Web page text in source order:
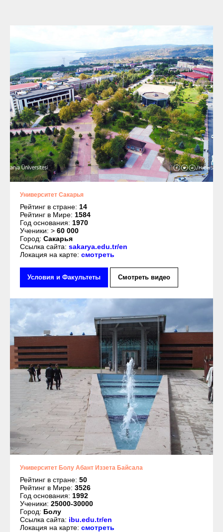
Университет Сакарья
Рейтинг в стране: 14
Рейтинг в Мире: 1584
Год основания: 1970
Ученики: > 60 000
Город: Сакарья
Ссылка сайта: sakarya.edu.tr/en
Локация на карте: смотреть
Условия и Факультеты Смотреть видео
Университет Болу Абант Иззета Байсала
Рейтинг в стране: 50
Рейтинг в Мире: 3526
Год основания: 1992
Ученики: 25000-30000
Город: Болу
Ссылка сайта: ibu.edu.tr/en
Локация на карте: смотреть